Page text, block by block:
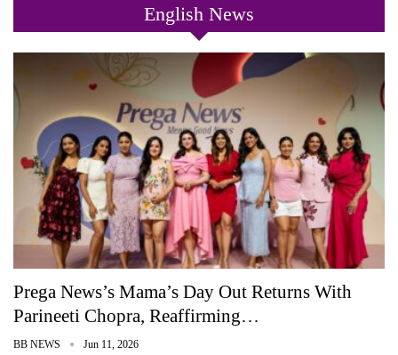
English News
Prega News’s Mama’s Day Out Returns With
Parineeti Chopra, Reaffirming…
BB NEWS Jun 11, 2026